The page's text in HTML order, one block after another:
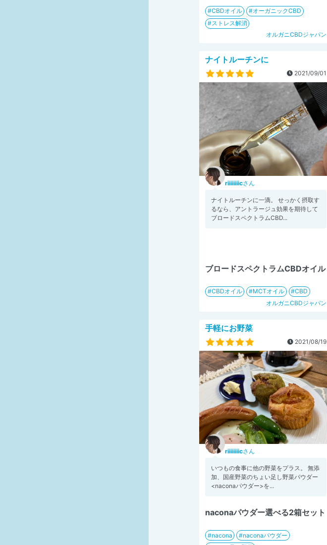
CBDオイル
オーガニックCBD
ストレス解消
オルガニCBDジャパン
ナイトルーチンに
2021/09/01
riiiiiiiicさん
ナイトルーチンに一滴。 せっかく摂取す
るなら、アントラージュ効果を期待して
ブロードスペクトラムCBD...
ブロードスペクトラムCBDオイル
CBDオイル MCTオイル
CBD
オルガニCBDジャパン
手軽にお野菜
2021/08/19
riiiiiiiicさん
いつもの食事に他の野菜をプラス。 無添
加、国産野菜のちょい足し野菜パウダー
<naconaパウダー>を...
naconaパウダー選べる2箱セット
nacona
naconaパウダー